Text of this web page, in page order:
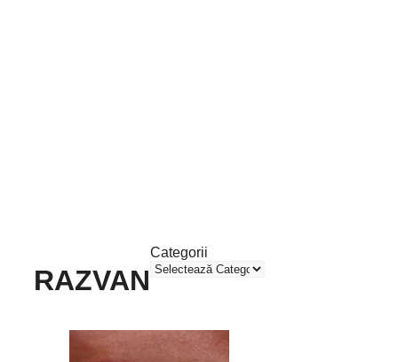
RAZVAN
Categorii